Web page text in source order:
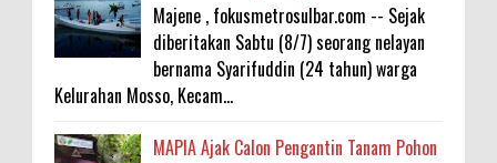
Majene , fokusmetrosulbar.com -- Sejak
diberitakan Sabtu (8/7) seorang nelayan
bernama Syarifuddin (24 tahun) warga
Kelurahan Mosso, Kecam...
MAPIA Ajak Calon Pengantin Tanam Pohon